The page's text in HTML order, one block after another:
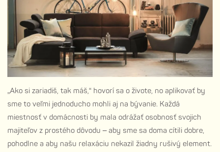
„Ako si zariadiš, tak máš,“ hovorí sa o živote, no aplikovať by
sme to veľmi jednoducho mohli aj na bývanie. Každá
miestnosť v domácnosti by mala odrážať osobnosť svojich
majiteľov z prostého dôvodu – aby sme sa doma cítili dobre,
pohodlne a aby našu relaxáciu nekazil žiadny rušivý element.